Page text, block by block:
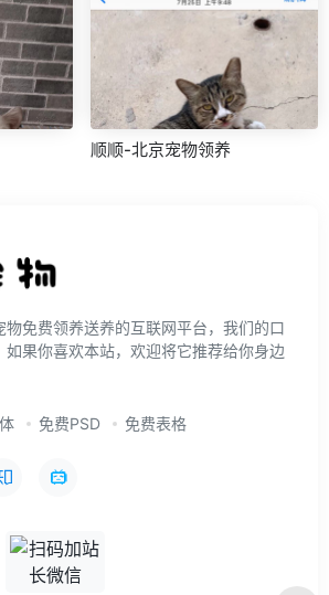
顺顺-北京宠物领养
物免费领养送养的互联网平台，我们的口
如果你喜欢本站，欢迎将它推荐给你身边
免费PSD 免费表格